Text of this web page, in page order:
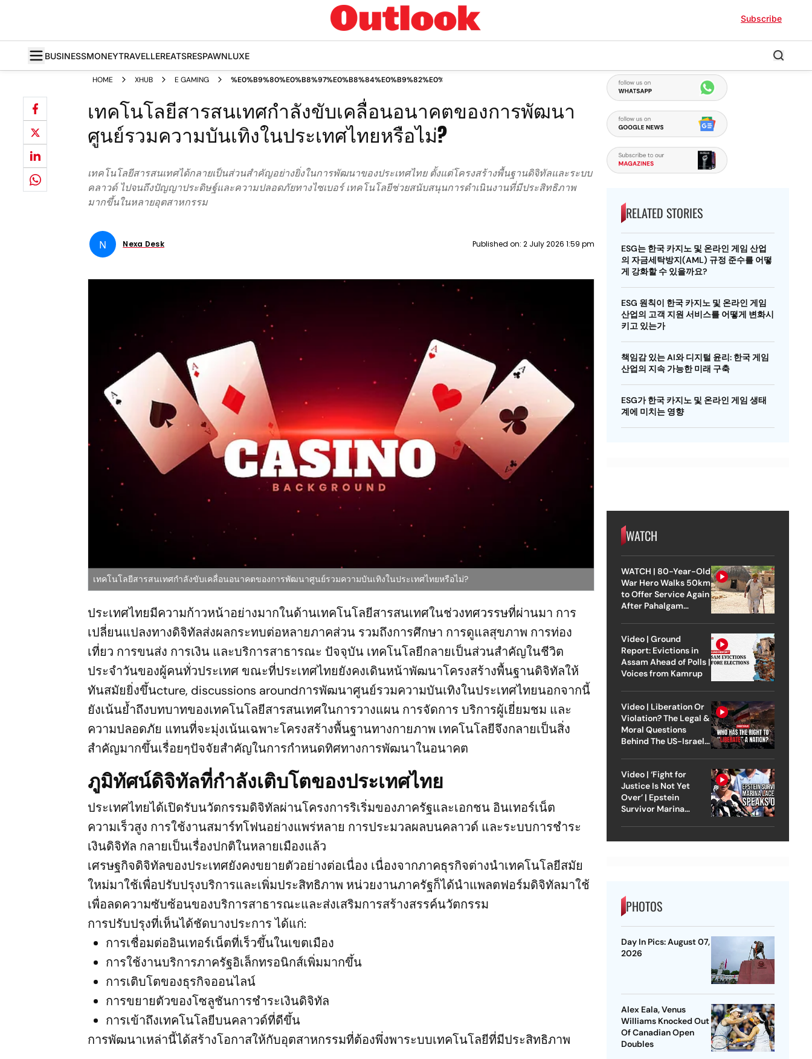
Subscribe
BUSINESSMONEYTRAVELLEREATSRESPAWNLUXE
HOME XHUB E GAMING
เทคโนโลยีสารสนเทศกำลังขับเคลื่อนอนาคตของการพัฒนา
ศูนย์รวมความบันเทิงในประเทศไทยหรือไม่?
เทคโนโลยีสารสนเทศได้กลายเป็นส่วนสำคัญอย่างยิ่งในการพัฒนาของประเทศไทย ตั้งแต่โครงสร้างพื้นฐานดิจิทัลและระบบ
คลาวด์ ไปจนถึงปัญญาประดิษฐ์และความปลอดภัยทางไซเบอร์ เทคโนโลยีช่วยสนับสนุนการดำเนินงานที่มีประสิทธิภาพ
มากขึ้นในหลายอุตสาหกรรม
N Nexa Desk Published on: 2 July 2026 1:59 pm
เทคโนโลยีสารสนเทศกำลังขับเคลื่อนอนาคตของการพัฒนาศูนย์รวมความบันเทิงในประเทศไทยหรือไม่?
ประเทศไทยมีความก้าวหน้าอย่างมากในด้านเทคโนโลยีสารสนเทศในช่วงทศวรรษที่ผ่านมา การ
เปลี่ยนแปลงทางดิจิทัลส่งผลกระทบต่อหลายภาคส่วน รวมถึงการศึกษา การดูแลสุขภาพ การท่อง
เที่ยว การขนส่ง การเงิน และบริการสาธารณะ ปัจจุบัน เทคโนโลยีกลายเป็นส่วนสำคัญในชีวิต
ประจำวันของผู้คนทั่วประเทศ ขณะที่ประเทศไทยยังคงเดินหน้าพัฒนาโครงสร้างพื้นฐานดิจิทัลให้
ทันสมัยยิ่งขึ้นcture, discussions aroundการพัฒนาศูนย์รวมความบันเทิงในประเทศไทยนอกจากนี้
ยังเน้นย้ำถึงบทบาทของเทคโนโลยีสารสนเทศในการวางแผน การจัดการ บริการผู้เยี่ยมชม และ
ความปลอดภัย แทนที่จะมุ่งเน้นเฉพาะโครงสร้างพื้นฐานทางกายภาพ เทคโนโลยีจึงกลายเป็นสิ่ง
สำคัญมากขึ้นเรื่อยๆปัจจัยสำคัญในการกำหนดทิศทางการพัฒนาในอนาคต
ภูมิทัศน์ดิจิทัลที่กำลังเติบโตของประเทศไทย
ประเทศไทยได้เปิดรับนวัตกรรมดิจิทัลผ่านโครงการริเริ่มของภาครัฐและเอกชน อินเทอร์เน็ต
ความเร็วสูง การใช้งานสมาร์ทโฟนอย่างแพร่หลาย การประมวลผลบนคลาวด์ และระบบการชำระ
เงินดิจิทัล กลายเป็นเรื่องปกติในหลายเมืองแล้ว
เศรษฐกิจดิจิทัลของประเทศยังคงขยายตัวอย่างต่อเนื่อง เนื่องจากภาคธุรกิจต่างนำเทคโนโลยีสมัย
ใหม่มาใช้เพื่อปรับปรุงบริการและเพิ่มประสิทธิภาพ หน่วยงานภาครัฐก็ได้นำแพลตฟอร์มดิจิทัลมาใช้
เพื่อลดความซับซ้อนของบริการสาธารณะและส่งเสริมการสร้างสรรค์นวัตกรรม
การปรับปรุงที่เห็นได้ชัดบางประการ ได้แก่:
การเชื่อมต่ออินเทอร์เน็ตที่เร็วขึ้นในเขตเมือง
การใช้งานบริการภาครัฐอิเล็กทรอนิกส์เพิ่มมากขึ้น
การเติบโตของธุรกิจออนไลน์
การขยายตัวของโซลูชันการชำระเงินดิจิทัล
การเข้าถึงเทคโนโลยีบนคลาวด์ที่ดีขึ้น
การพัฒนาเหล่านี้ได้สร้างโอกาสให้กับอุตสาหกรรมที่ต้องพึ่งพาระบบเทคโนโลยีที่มีประสิทธิภาพ
RELATED STORIES
ESG는 한국 카지노 및 온라인 게임 산업
의 자금세탁방지(AML) 규정 준수를 어떻
게 강화할 수 있을까요?
ESG 원칙이 한국 카지노 및 온라인 게임
산업의 고객 지원 서비스를 어떻게 변화시
키고 있는가
책임감 있는 AI와 디지털 윤리: 한국 게임
산업의 지속 가능한 미래 구축
ESG가 한국 카지노 및 온라인 게임 생태
계에 미치는 영향
WATCH
WATCH | 80-Year-Old
War Hero Walks 50km
to Offer Service Again
After Pahalgam
Video | Ground
Report: Evictions in
Assam Ahead of Polls |
Voices from Kamrup
Video | Liberation Or
Violation? The Legal &
Moral Questions
Behind The US-Israel
Video | ‘Fight for
Justice Is Not Yet
Over’ | Epstein
Survivor Marina
PHOTOS
Day In Pics: August 07,
2026
Alex Eala, Venus
Williams Knocked Out
Of Canadian Open
Doubles